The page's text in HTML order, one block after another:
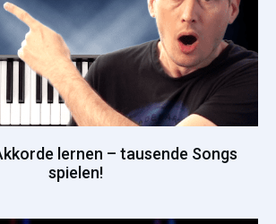
lernen – tausende Songs
spielen!